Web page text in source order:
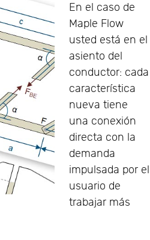
En el caso de
Maple Flow
usted está en el
asiento del
conductor: cada
característica
nueva tiene
una conexión
directa con la
demanda
impulsada por el
usuario de
trabajar más